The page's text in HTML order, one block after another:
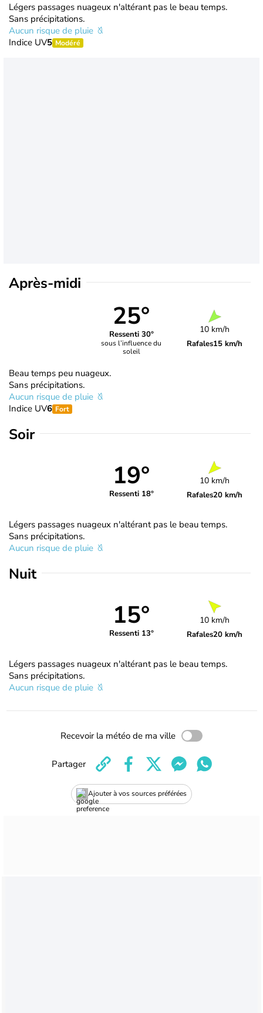
Légers passages nuageux n'altérant pas le beau temps.
Sans précipitations.
Aucun risque de pluie
Indice UV5 Modéré
Après-midi
25°
Ressenti 30°
sous l’influence du
soleil
10 km/h
Rafales15 km/h
Beau temps peu nuageux.
Sans précipitations.
Aucun risque de pluie
Indice UV6 Fort
Soir
19°
Ressenti 18°
10 km/h
Rafales20 km/h
Légers passages nuageux n'altérant pas le beau temps.
Sans précipitations.
Aucun risque de pluie
Nuit
15°
Ressenti 13°
10 km/h
Rafales20 km/h
Légers passages nuageux n'altérant pas le beau temps.
Sans précipitations.
Aucun risque de pluie
Recevoir la météo de ma ville
Ajouter à vos sources préférées
Partager